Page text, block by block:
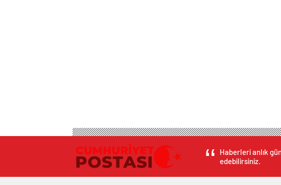
Haberleri anlık
edebilirsiniz.